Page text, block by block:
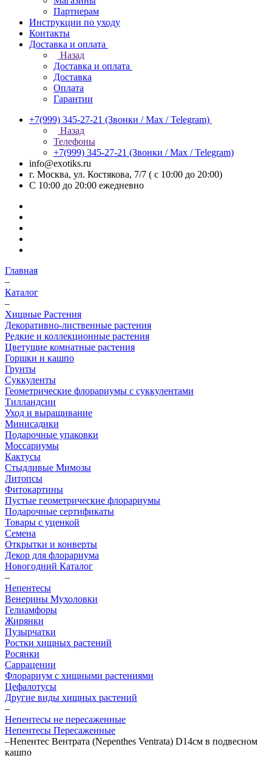
Партнерам
Инструкции по уходу
Контакты
Доставка и оплата
Назад
Доставка и оплата
Доставка
Оплата
Гарантии
+7(999) 345-27-21 (Звонки / Max / Telegram)
Назад
Телефоны
+7(999) 345-27-21 (Звонки / Max / Telegram)
info@exotiks.ru
г. Москва, ул. Костякова, 7/7 ( с 10:00 до 20:00)
С 10:00 до 20:00 ежедневно
Главная
–
Каталог
–
Хищные Растения
Декоративно-лиственные растения
Редкие и коллекционные растения
Цветущие комнатные растения
Горшки и кашпо
Грунты
Суккуленты
Геометрические флорариумы с суккулентами
Тилландсии
Уход и выращивание
Минисадики
Подарочные упаковки
Моссариумы
Кактусы
Стыдливые Мимозы
Литопсы
Фитокартины
Пустые геометрические флорариумы
Подарочные сертификаты
Товары с уценкой
Семена
Открытки и конверты
Декор для флорариума
Новогодний Каталог
–
Непентесы
Венерины Мухоловки
Гелиамфоры
Жирянки
Пузырчатки
Ростки хищных растений
Росянки
Саррацении
Флорариум с хищными растениями
Цефалотусы
Другие виды хищных растений
–
Непентесы не пересаженные
Непентесы Пересаженные
–Непентес Вентрата (Nepenthes Ventrata) D14см в подвесном
кашпо